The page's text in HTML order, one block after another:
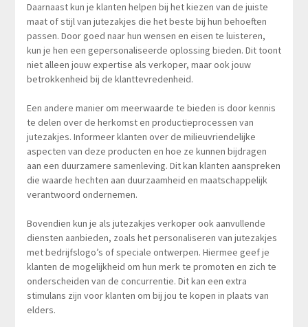
Daarnaast kun je klanten helpen bij het kiezen van de juiste
maat of stijl van jutezakjes die het beste bij hun behoeften
passen. Door goed naar hun wensen en eisen te luisteren,
kun je hen een gepersonaliseerde oplossing bieden. Dit toont
niet alleen jouw expertise als verkoper, maar ook jouw
betrokkenheid bij de klanttevredenheid.
Een andere manier om meerwaarde te bieden is door kennis
te delen over de herkomst en productieprocessen van
jutezakjes. Informeer klanten over de milieuvriendelijke
aspecten van deze producten en hoe ze kunnen bijdragen
aan een duurzamere samenleving. Dit kan klanten aanspreken
die waarde hechten aan duurzaamheid en maatschappelijk
verantwoord ondernemen.
Bovendien kun je als jutezakjes verkoper ook aanvullende
diensten aanbieden, zoals het personaliseren van jutezakjes
met bedrijfslogo’s of speciale ontwerpen. Hiermee geef je
klanten de mogelijkheid om hun merk te promoten en zich te
onderscheiden van de concurrentie. Dit kan een extra
stimulans zijn voor klanten om bij jou te kopen in plaats van
elders.